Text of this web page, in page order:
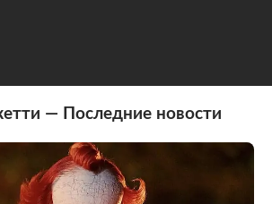
— Последние новости